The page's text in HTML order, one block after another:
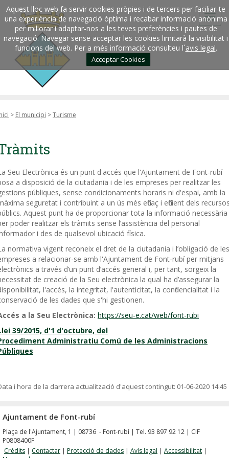
Aquest lloc web fa servir cookies pròpies i de tercers per faciliar-te
una experiència de navegació òptima i recabar informació anònima
per millorar i adaptar-nos a les teves preferències i pautes de
navegació. Navegar sense acceptar les cookies limitarà la visibilitat i
funcions del web. Per a més informació consulteu l´avis legal.
Acceptar Cookies
> El municipi >Turisme
Seu Electrònica és un punt d'accés que l'Ajuntament de Font-rubí
a disposició de la ciutadania i de les empreses per realitzar les
públiques, sense condicionaments horaris ni d'espai, amb la
seguretat i contribuint a un ús més eficaç i eficient dels
Aquest punt ha de proporcionar tota la informació necessària
poder realitzar els tràmits sense l’assistència del personal
i des de qualsevol ubicació física.
normativa vigent reconeix el dret de la ciutadania i l’obligació de les
a relacionar-se amb l'Ajuntament de Font-rubí per mitjans
a través d’un punt d’accés general i, per tant, sorgeix la
de creació de la Seu electrònica la qual ha d’assegurar la
l'accés, la integritat, l'autenticitat, la confidencialitat i la
de les dades que s'hi gestionen.
a la Seu Electrònica: https://seu-e.cat/web/font-rubi
39/2015, d'1 d'octubre, del
Administratiu Comú de les Administracions
i hora de la darrera actualització d'aquest contingut: 01-06-2020 14:45
Ajuntament de Font-rubí
Plaça de l'Ajuntament, 1 | 08736 - Font-rubí | Tel. 93 897 92 12 | CIF
P0808400F
Crèdits | Contactar | Protecció de dades | Avís legal | Accessibilitat |